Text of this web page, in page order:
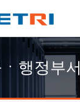
행정부서